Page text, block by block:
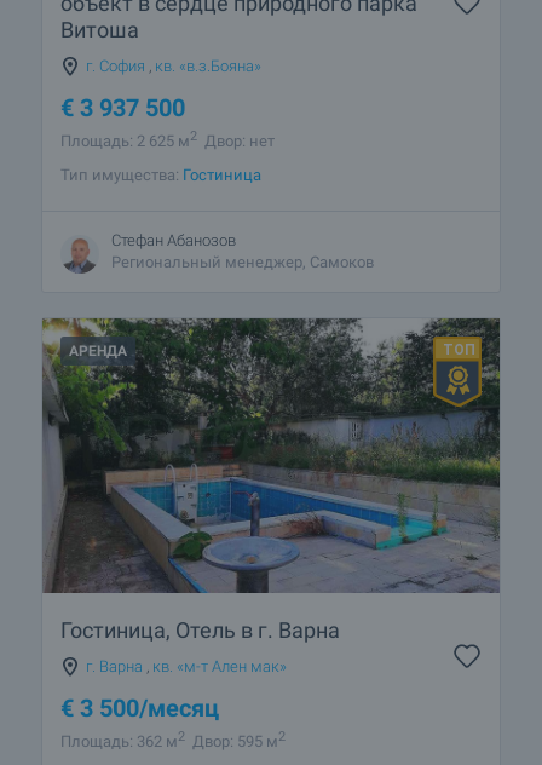
Витоша
г. София кв. «в.з.Бояна»
€ 3 937 500
Площадь: 2 625 м2 Двор: нет
Тип имущества: Гостиница
Стефан Абанозов
Региональный менеджер, Самоков
АРЕНДА
Гостиница, Отель в г. Варна
г. Варна кв. «м-т Ален мак»
€ 3 500/месяц
Площадь: 362 м2 Двор: 595 м2